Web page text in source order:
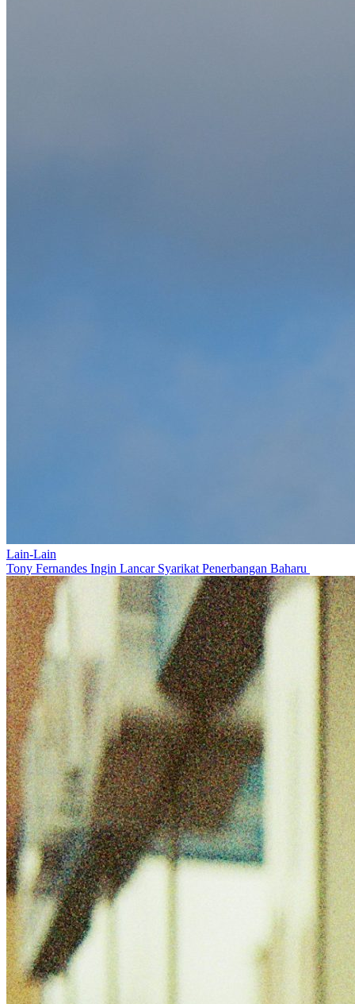
Lain-Lain
Tony Fernandes Ingin Lancar Syarikat Penerbangan Baharu